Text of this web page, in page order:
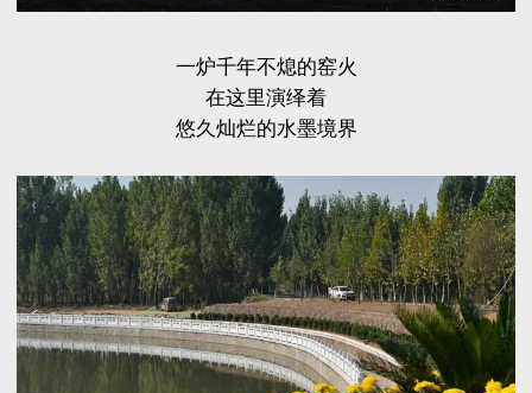
一炉千年不熄的窑火
在这里演绎着
悠久灿烂的水墨境界